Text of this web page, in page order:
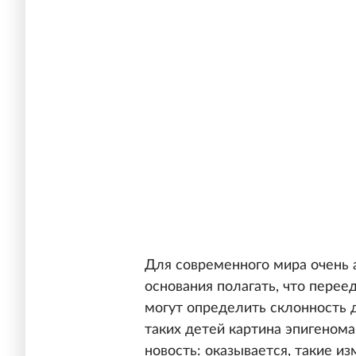
Для современного мира очень
основания полагать, что
могут определить склонность
таких детей картина
новость: оказывается, такие